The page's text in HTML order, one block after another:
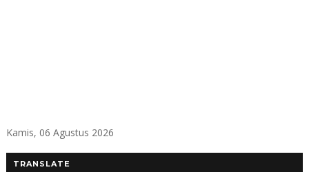
Kamis, 06 Agustus 2026
TRANSLATE